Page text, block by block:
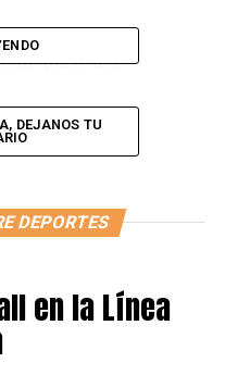
el doctorSir
parte del
. Y, lo que
centro de
en el
DEJANOS TU
DEPORTES
en la Línea